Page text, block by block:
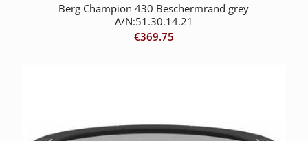
Berg Champion 430 Beschermrand grey
A/N:51.30.14.21
€369.75